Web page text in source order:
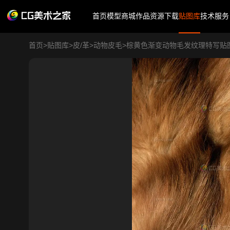
首页模型商城作品资源下载贴图库技术服务
首页>贴图库>皮/革>动物皮毛>棕黄色渐变动物毛发纹理特写贴